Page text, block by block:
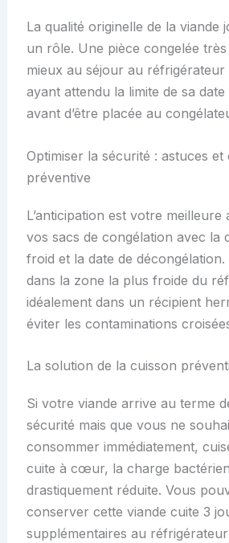
La qualité originelle de la viande
un rôle. Une pièce congelée
mieux au séjour au réfrigérateur
ayant attendu la limite de sa
avant d’être placée au
Optimiser la sécurité : astuces et
préventive
L’anticipation est votre meilleure
vos sacs de congélation avec la
froid et la date de
dans la zone la plus froide du
idéalement dans un récipient
éviter les contaminations
La solution de la cuisson
Si votre viande arrive au terme
sécurité mais que vous ne
consommer immédiatement,
cuite à cœur, la charge
drastiquement réduite. Vous
conserver cette viande cuite 3
supplémentaires au